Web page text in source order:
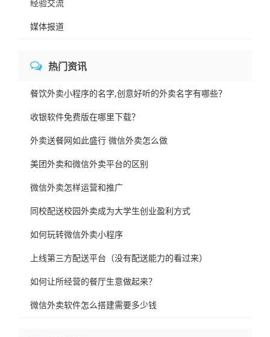
经验交流
媒体报道
热门资讯
餐饮外卖小程序的名字,创意好听的外卖名字有哪些？
收银软件免费版在哪里下载？
外卖送餐网如此盛行 微信外卖怎么做
美团外卖和微信外卖平台的区别
微信外卖怎样运营和推广
同校配送校园外卖成为大学生创业盈利方式
如何玩转微信外卖小程序
上线第三方配送平台（没有配送能力的看过来）
如何让所经营的餐厅生意做起来？
微信外卖软件怎么搭建需要多少钱